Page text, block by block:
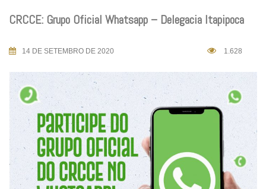
CRCCE: Grupo Oficial Whatsapp – Delegacia Itapipoca
14 DE SETEMBRO DE 2020 1.628